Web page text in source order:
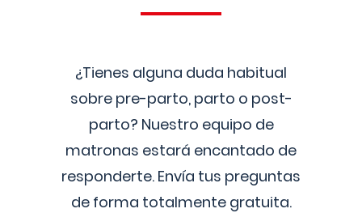
¿Tienes alguna duda habitual
sobre pre-parto, parto o post-
parto? Nuestro equipo de
matronas estará encantado de
responderte. Envía tus preguntas
de forma totalmente gratuita.